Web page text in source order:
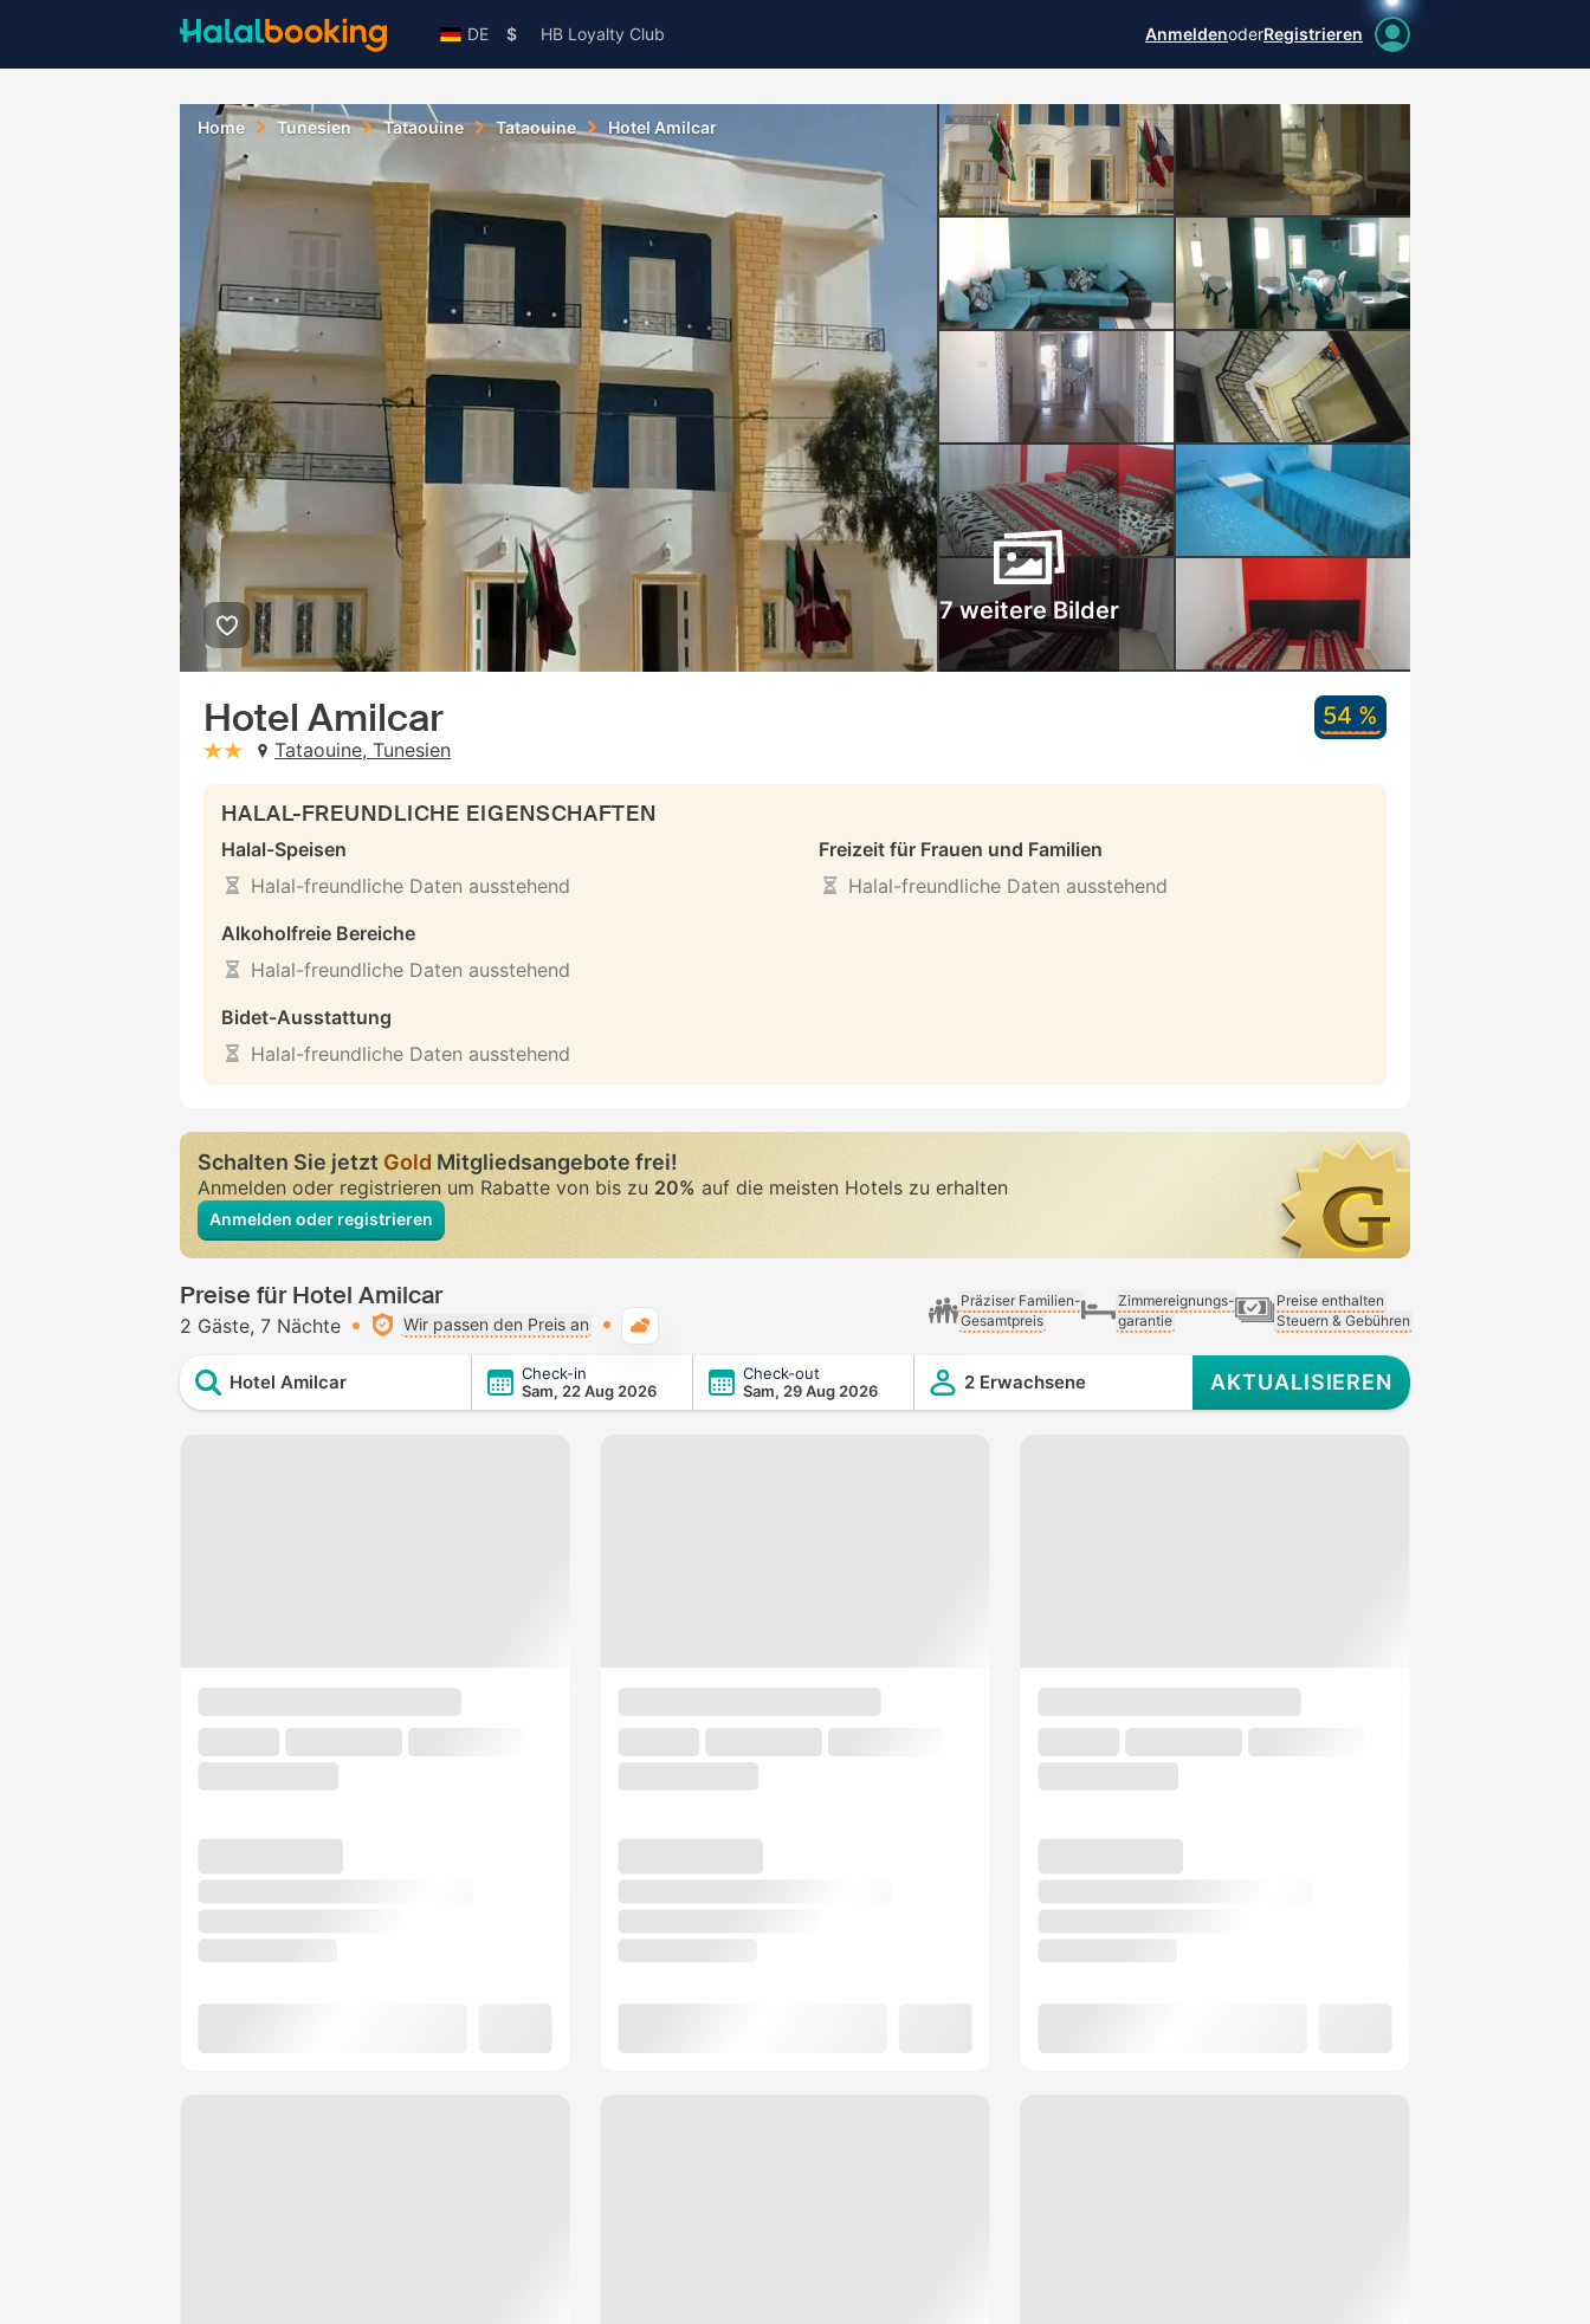
DE $ HB Loyalty Club AnmeldenoderRegistrieren
Home Tunesien Tataouine Tataouine Hotel Amilcar
7 weitere Bilder
Hotel Amilcar
stars: 2Tataouine, Tunesien
54 %
HALAL-FREUNDLICHE EIGENSCHAFTEN
Halal-Speisen
Halal-freundliche Daten ausstehend
Alkoholfreie Bereiche
Halal-freundliche Daten ausstehend
Bidet-Ausstattung
Halal-freundliche Daten ausstehend
Freizeit für Frauen und Familien
Halal-freundliche Daten ausstehend
Schalten Sie jetztGoldMitgliedsangebote frei!
Anmelden oder registrieren um Rabatte von bis zu 20%auf die meisten Hotels zu erhalten
Anmelden oder registrieren
Preise für Hotel Amilcar
2 Gäste 7 Nächte Wir passen den Preis an
Präziser Familien-
Gesamtpreis
Zimmereignungs-
garantie
Preise enthalten
Steuern & Gebühren
Hotel Amilcar
Check-in
Sam, 22 Aug 2026
Check-out
Sam, 29 Aug 2026
2 Erwachsene AKTUALISIEREN